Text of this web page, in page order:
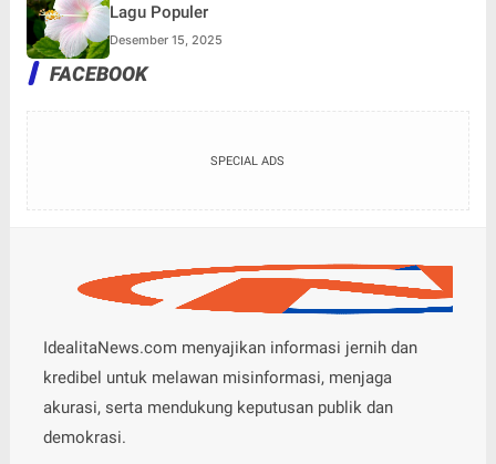
Lagu Populer
Desember 15, 2025
FACEBOOK
SPECIAL ADS
IdealitaNews.com menyajikan informasi jernih dan
kredibel untuk melawan misinformasi, menjaga
akurasi, serta mendukung keputusan publik dan
demokrasi.